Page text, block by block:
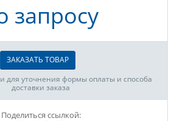
запросу
ЗАКАЗАТЬ ТОВАР
для уточнения формы оплаты и способа
доставки заказа
Поделиться ссылкой: